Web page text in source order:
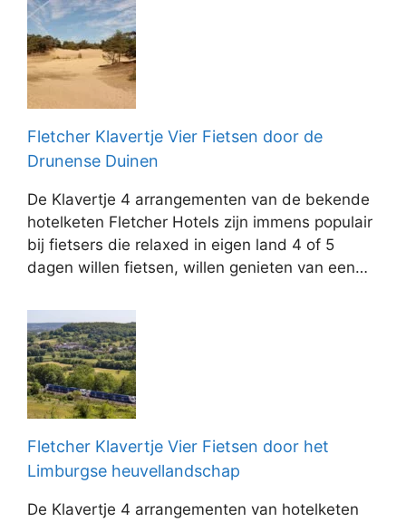
Fletcher Klavertje Vier Fietsen door de
Drunense Duinen
De Klavertje 4 arrangementen van de bekende
hotelketen Fletcher Hotels zijn immens populair
bij fietsers die relaxed in eigen land 4 of 5
dagen willen fietsen, willen genieten van een…
Fletcher Klavertje Vier Fietsen door het
Limburgse heuvellandschap
De Klavertje 4 arrangementen van hotelketen